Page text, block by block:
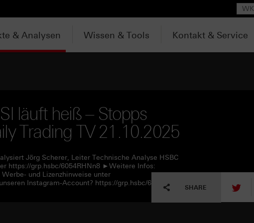
& Analysen Wissen & Tools Kontakt & Service
läuft heiß – Stopps
Trading TV 21.10.2025
Jörg Scherer, Leiter Technische Analyse HSBC
https://grp.hsbc/6054RHNn8 ►Weitere Infos:
und Lizenzhinweise unter
Instagram-Account? https://grp.hsbc/6057RHNn1
SHARE